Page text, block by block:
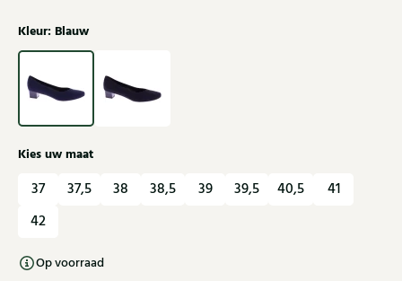
Kleur: Blauw
Kies uw maat
37 37,5 38 38,5 39 39,5 40,5
41
42
Op voorraad